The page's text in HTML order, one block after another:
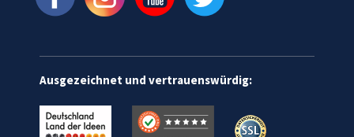
Ausgezeichnet und vertrauenswürdig: